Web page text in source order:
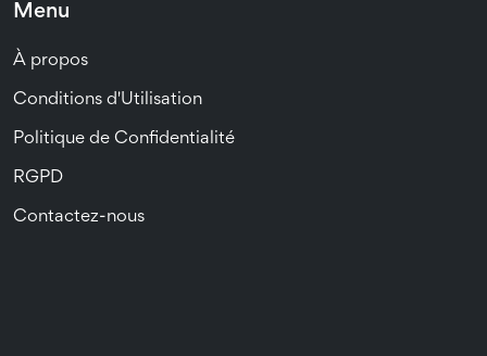
Menu
À propos
Conditions d'Utilisation
Politique de Confidentialité
RGPD
Contactez-nous